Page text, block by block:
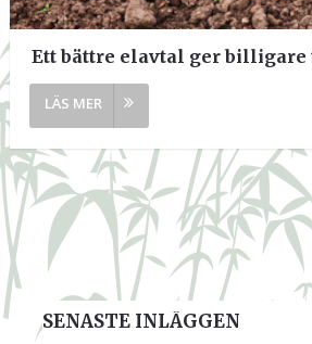
Ett bättre elavtal ger billigare
SENASTE INLÄGGEN